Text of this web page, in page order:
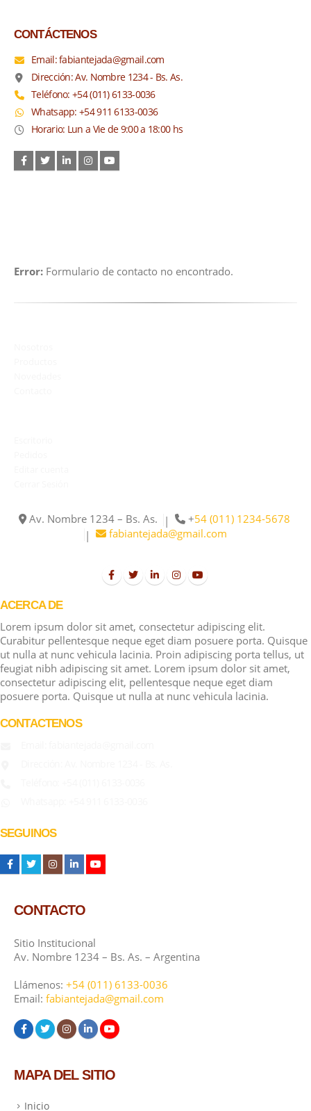
CONTÁCTENOS
Email: fabiantejada@gmail.com
Dirección: Av. Nombre 1234 - Bs. As.
Teléfono: +54 (011) 6133-0036
Whatsapp: +54 911 6133-0036
Horario: Lun a Vie de 9:00 a 18:00 hs
Error: Formulario de contacto no encontrado.
Av. Nombre 1234 – Bs. As. | +54 (011) 1234-5678
|
fabiantejada@gmail.com
ACERCA DE
Lorem ipsum dolor sit amet, consectetur adipiscing elit.
Curabitur pellentesque neque eget diam posuere porta. Quisque
ut nulla at nunc vehicula lacinia. Proin adipiscing porta tellus, ut
feugiat nibh adipiscing sit amet. Lorem ipsum dolor sit amet,
consectetur adipiscing elit, pellentesque neque eget diam
posuere porta. Quisque ut nulla at nunc vehicula lacinia.
CONTACTENOS
SEGUINOS
CONTACTO
Sitio Institucional
Av. Nombre 1234 – Bs. As. – Argentina
Llámenos: +54 (011) 6133-0036
Email: fabiantejada@gmail.com
MAPA DEL SITIO
Inicio